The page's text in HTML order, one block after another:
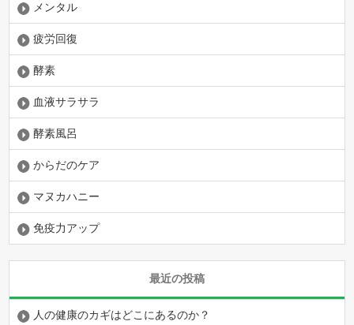
メンタル
疲労回復
酵素
血液サラサラ
酵素風呂
からだのケア
マヌカハニー
免疫力アップ
最近の投稿
人の健康のカギはどこにあるのか？